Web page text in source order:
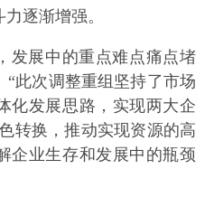
逐渐增强。
发展中的重点难点痛点堵
“此次调整重组坚持了市场
化发展思路，实现两大企
转换，推动实现资源的高
企业生存和发展中的瓶颈